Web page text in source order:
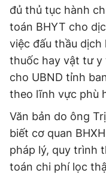
đủ thủ tục hành
toán BHYT cho
việc đấu thầu
thuốc hay vật tư y
cho UBND tỉnh
theo lĩnh vực phù
Văn bản do ông
biết cơ quan
pháp lý, quy trình
toán chi phí lọc